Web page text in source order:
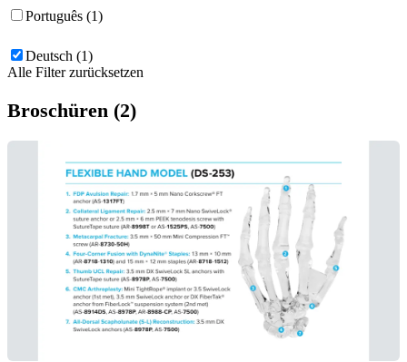
Português (1)
Deutsch (1)
Alle Filter zurücksetzen
Broschüren (2)